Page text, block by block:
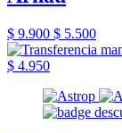
$ 9.900 $ 5.500
$ 4.950